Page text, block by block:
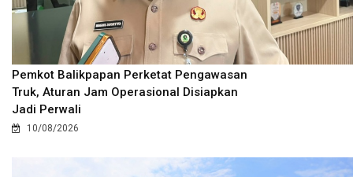
Pemkot Balikpapan Perketat Pengawasan
Truk, Aturan Jam Operasional Disiapkan
Jadi Perwali
10/08/2026